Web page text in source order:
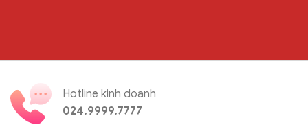
Hotline kinh doanh
024.9999.7777